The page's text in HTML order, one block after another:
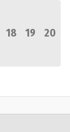
18 19
20